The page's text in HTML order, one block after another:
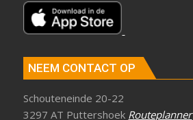
NEEM CONTACT OP
Schouteneinde 20-22
3297 AT Puttershoek Routeplanner